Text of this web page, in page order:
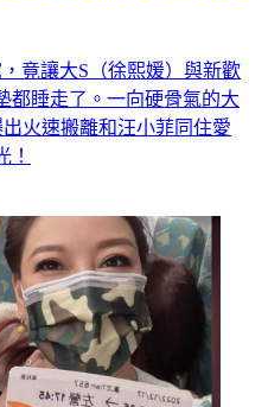
竟讓大S（徐熙媛）與新歡
都睡走了。一向硬骨氣的大
火速搬離和汪小菲同住愛
！